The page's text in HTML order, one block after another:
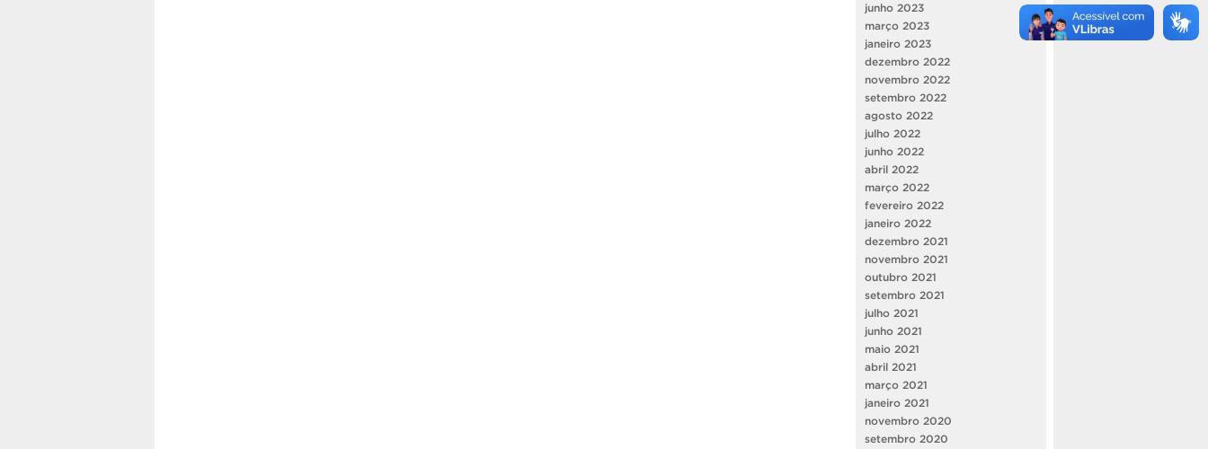
junho 2023
março 2023
janeiro 2023
dezembro 2022
novembro 2022
setembro 2022
agosto 2022
julho 2022
junho 2022
abril 2022
março 2022
fevereiro 2022
janeiro 2022
dezembro 2021
novembro 2021
outubro 2021
setembro 2021
julho 2021
junho 2021
maio 2021
abril 2021
março 2021
janeiro 2021
novembro 2020
setembro 2020